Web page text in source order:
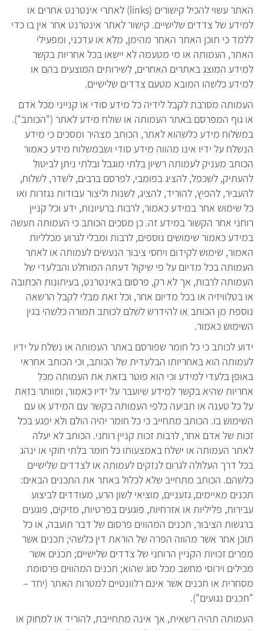
האתר עשוי להכיל קישורים (links) לאתרי אינטרנט אחרים או
למידע של צדדים שלישיים. קישור לאתר אינטרנט אחר אין בו כדי
ללמד כי תוכן האתר האחר מהימן, מלא או עדכני, ומפעילי
האתר, העמותה או מי מטעמה לא יישאו בכל אחריות בקשר
למידע המוצג באתרים האחרים, לשירותים המוצעים בהם או
למידע כלשהו המובא מטעם צדדים שלישיים.
העמותה מסרבת לקבל לידיה כל מידע סודי או קנייני מכל אדם
או גוף המפרסם באתר העמותה או שולח מידע לאתר ("הכותב").
במשלוח מידע כלשהוא לאתר, הכותב מצהיר ומסכים כי מידע
הנשלח על ידיו אינו מהווה מידע סודי ושבמשלוח מידע כאמור
הכותב מעניק לעמותה רשיון בלתי מוגבל ובלתי ניתן לביטול
להעתיק, לשכפל, להציג בפומבי, לפרסם ברבים, לשדר, לשלוח,
להעביר, להפיץ, להוריד, להציג, לשנות וליצור עבודות נגזרות ואו
כל שימוש אחר במידע כאמור, לרבות ברעיונות, ידע וכל קניין
רוחני אחר הקשור במידע זה. כן מסכים הכותב כי העמותה תעשה
במידע כאמור שימושים נוספים, לרבות ומבלי לגרוע מכלליות
האמור, שימוש לקידום ויחסי ציבור הנעשים לעמותה או לאתר
העמותה בכל מדיום על פי שיקול דעתה המוחלט והבלעדי של
העמותה לרבות, אך לא רק, פרסום באינטרנט, בעיתונות הכתובה
או בטלוויזיה או בכל מדיום אחר, וכל זאת מבלי לקבל הרשאה
נוספת מן הכותב או להידרש לשלם לכותב תמורה כלשהי בגין
השימוש כאמור.
ידוע לכותב כי כל חומר שפורסם באתר העמותה או נשלח על ידיו
לעמותה הוא באחריותו הבלעדית של הכותב, וכי הכותב אחראי
באופן בלעדי למידע וכי הוא פוטר בזאת את העמותה מכל
אחריות שהיא בקשר למידע שיועבר על ידיו כאמור, ומוותר בזאת
על כל טענה או תביעה כלפי העמותה בקשר עם המידע או עם
השימוש בו. הכותב מתחייב כי כל חומר יהיה הולם ולא יפגע בכל
זכות של אדם אחר, לרבות זכות קניין רוחני. הכותב לא יעלה
לאתר העמותה או ישלח באמצעותו כל חומר בלתי חוקי או ינהג
בכל דרך העלולה לגרום לנזקים לעמותה או לצדדים שלישיים
כלשהם. הכותב מתחייב שלא לכלול באתר את התכנים הבאים:
תכנים מאיימים, גזעניים, מוציאי לשון הרע, מעודדים לביצוע
עבירות, פליליות או אזרחיות, פוגעים בפרטיות, מזיקים, פוגעים
ברגשות הציבור, תכנים המהווים פרסום של דבר תועבה, או כל
תוכן אחר אשר מהווה הפרה של הוראת דין כלשהי; תכנים אשר
מפרים זכויות הקניין הרוחני של צדדים שלישיים; תכנים אשר
מכילים וירוסי מחשב מכל סוג שהוא; תכנים המהווים פרסומת
מסחרית או תכנים אשר אינם רלוונטיים למטרות האתר (יחד –
"תכנים נגועים").
העמותה תהיה רשאית, אך אינה מתחייבת, להוריד או למחוק או